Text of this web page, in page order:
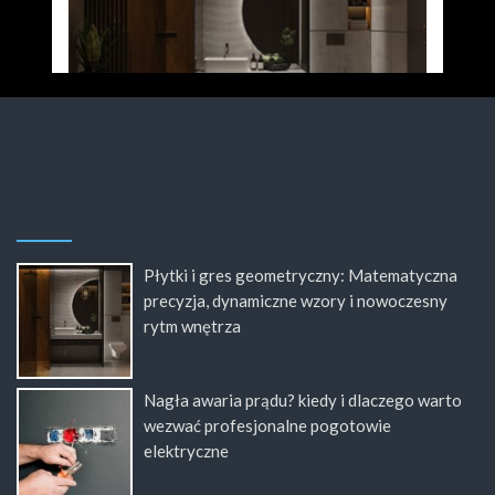
Płytki i gres geometryczny: Matematyczna
precyzja, dynamiczne wzory i nowoczesny
rytm wnętrza
Nagła awaria prądu? kiedy i dlaczego warto
wezwać profesjonalne pogotowie
elektryczne